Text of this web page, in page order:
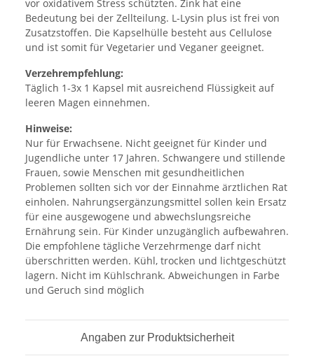
vor oxidativem Stress schützten. Zink hat eine
Bedeutung bei der Zellteilung. L-Lysin plus ist frei von
Zusatzstoffen. Die Kapselhülle besteht aus Cellulose
und ist somit für Vegetarier und Veganer geeignet.
Verzehrempfehlung:
Täglich 1-3x 1 Kapsel mit ausreichend Flüssigkeit auf
leeren Magen einnehmen.
Hinweise:
Nur für Erwachsene. Nicht geeignet für Kinder und
Jugendliche unter 17 Jahren. Schwangere und stillende
Frauen, sowie Menschen mit gesundheitlichen
Problemen sollten sich vor der Einnahme ärztlichen Rat
einholen. Nahrungsergänzungsmittel sollen kein Ersatz
für eine ausgewogene und abwechslungsreiche
Ernährung sein. Für Kinder unzugänglich aufbewahren.
Die empfohlene tägliche Verzehrmenge darf nicht
überschritten werden. Kühl, trocken und lichtgeschützt
lagern. Nicht im Kühlschrank. Abweichungen in Farbe
und Geruch sind möglich
Angaben zur Produktsicherheit